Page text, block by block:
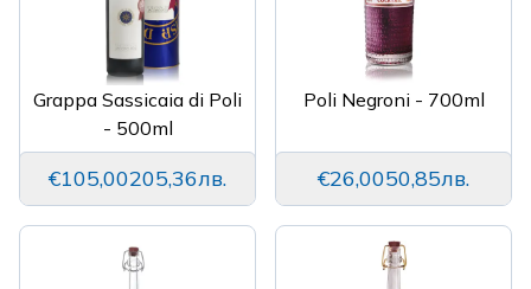
Grappa Sassicaia di Poli
- 500ml
€105,00205,36лв.
Poli Negroni - 700ml
€26,0050,85лв.